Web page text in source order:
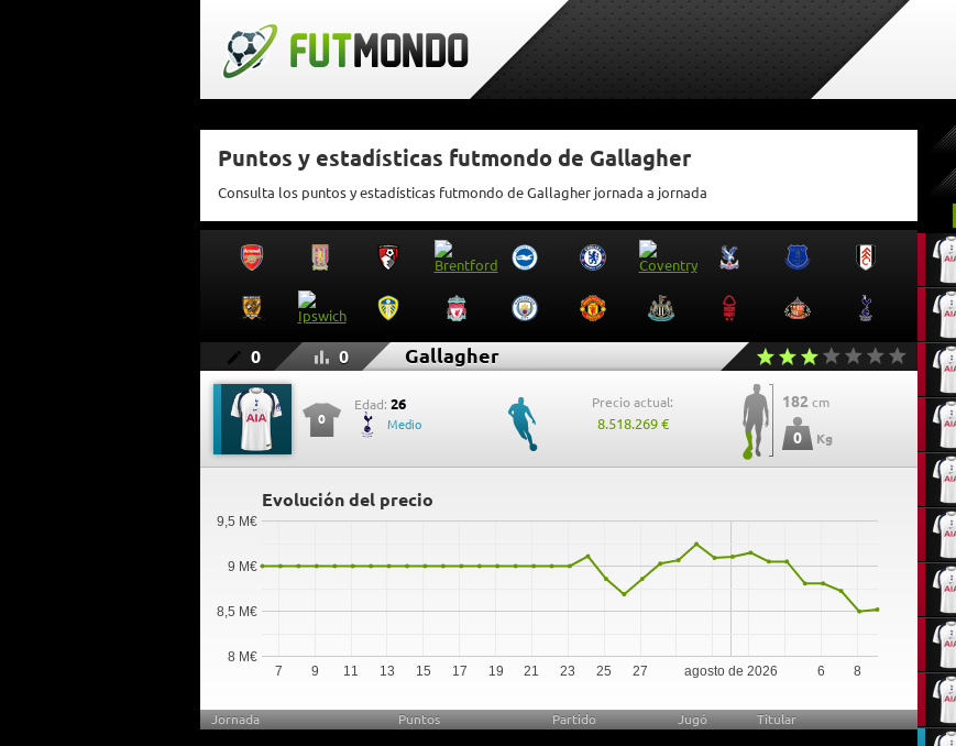
Puntos y estadísticas futmondo de Gallagher
Consulta los puntos y estadísticas futmondo de Gallagher jornada a jornada
0 0 Gallagher
0
Edad: 26
Medio
Precio actual:
8.518.269 €
182 cm
0 Kg
Evolución del precio
agosto de 2026
7 9 11 13 15 17 19 21 23 25 27 6 8
8 M€
8,5 M€
9 M€
9,5 M€
Jornada Puntos Partido Jugó Titular